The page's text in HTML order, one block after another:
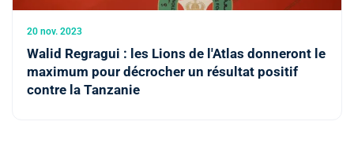
20 nov. 2023
Walid Regragui : les Lions de l'Atlas donneront le
maximum pour décrocher un résultat positif
contre la Tanzanie